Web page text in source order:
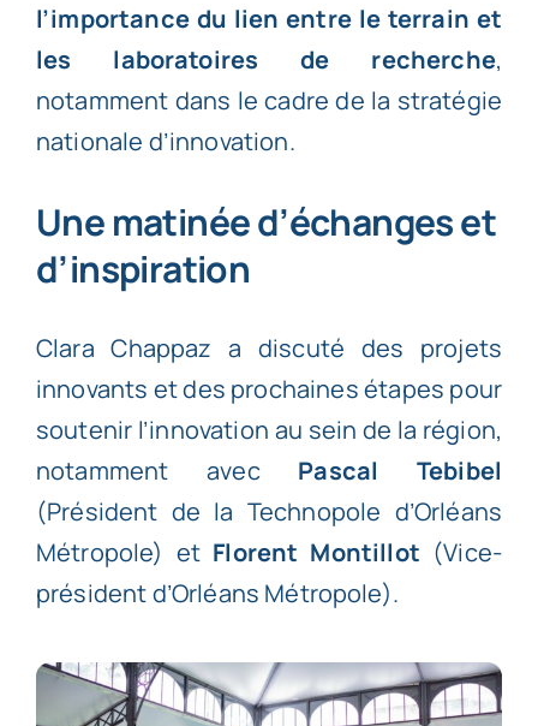
l’importance du lien entre le terrain et
les laboratoires de recherche,
notamment dans le cadre de la stratégie
nationale d’innovation.
Une matinée d’échanges et
d’inspiration
Clara Chappaz a discuté des projets
innovants et des prochaines étapes pour
soutenir l’innovation au sein de la région,
notamment avec Pascal Tebibel
(Président de la Technopole d’Orléans
Métropole) et Florent Montillot (Vice-
président d’Orléans Métropole).